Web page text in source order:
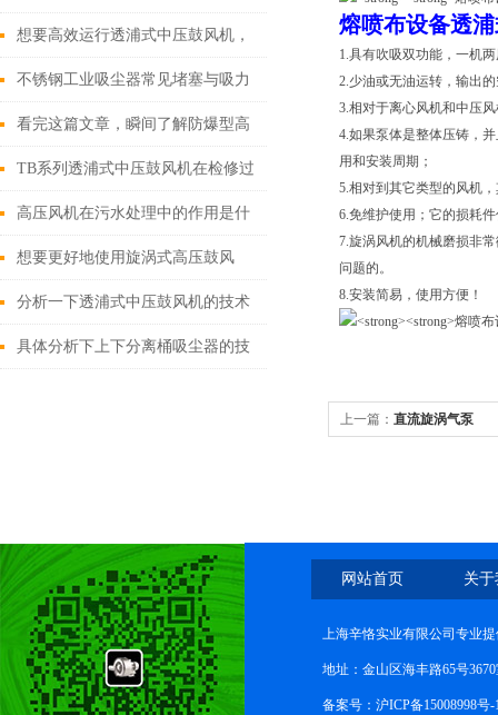
择与优化
想要高效运行透浦式中压鼓风机，
不懂这些可不行
不锈钢工业吸尘器常见堵塞与吸力
下降问题的排查与解决​
看完这篇文章，瞬间了解防爆型高
压鼓风机了
TB系列透浦式中压鼓风机在检修过
程中该留意的事项
高压风机在污水处理中的作用是什
么呢
想要更好地使用旋涡式高压鼓风
机，来看看这些
分析一下透浦式中压鼓风机的技术
原理
具体分析下上下分离桶吸尘器的技
熔喷布设备透
1.具有吹吸双功能，一机
2.少油或无油运转，输出
3.相对于离心风机和中压
4.如果泵体是整体压铸，
用和安装周期；
5.相对到其它类型的风机
6.免维护使用；它的损耗
7.旋涡风机的机械磨损非
问题的。
8.安装简易，使用方便！
上一篇： 直流旋涡气泵
网站首页 关
上海辛恪实业有限公司专业
地址：金山区海丰路65号
备案号： 沪ICP备15008998号-